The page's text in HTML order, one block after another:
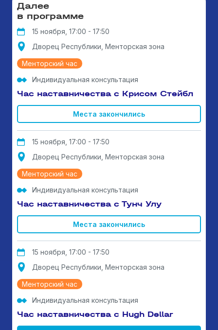
Далее
в программе
15 ноября, 17:00 - 17:50
Дворец Республики, Менторская зона
Менторский час
Индивидуальная консультация
Час наставничества с Крисом Стейбл
Места закончились
15 ноября, 17:00 - 17:50
Дворец Республики, Менторская зона
Менторский час
Индивидуальная консультация
Час наставничества с Тунч Улу
Места закончились
15 ноября, 17:00 - 17:50
Дворец Республики, Менторская зона
Менторский час
Индивидуальная консультация
Час наставничества с Hugh Dellar